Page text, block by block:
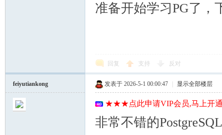
准备开始学习PG了，
回复 支持 反对
feiyutiankong 发表于 2026-5-1 00:00:47 显示全部楼层
★★★点此申请VIP会员,马上开
非常不错的